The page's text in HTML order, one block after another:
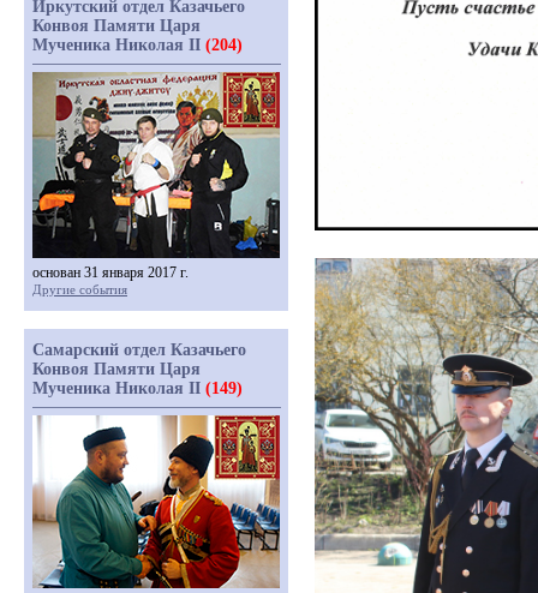
Иркутский отдел Казачьего
Конвоя Памяти Царя
Мученика Николая II (204)
основан 31 января 2017 г.
Другие события
Самарский отдел Казачьего
Конвоя Памяти Царя
Мученика Николая II (149)